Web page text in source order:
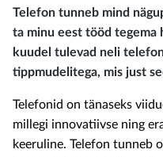
Telefon tunneb mind
ta minu eest tööd tegema
kuudel tulevad neli
tippmudelitega, mis just
Telefonid on tänaseks
millegi innovatiivse ning
keeruline. Telefon tunneb